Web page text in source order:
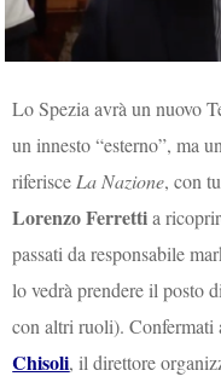
Lo Spezia avrà un nuovo
un innesto “esterno”, ma
riferisce La Nazione, con
Lorenzo Ferrettia
passati da responsabile
lo vedrà prendere il posto
con altri ruoli).
Chisoli, il direttore